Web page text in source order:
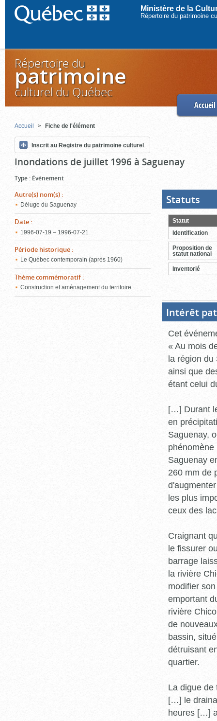
Ministère de la
Répertoire du patrimoine
Répertoire du
patrimoine
culturel du Québec
Accueil
Accueil Fiche de l'élément
Inscrit au Registre du patrimoine culturel
Inondations de juillet 1996 à Saguenay
Type : Événement
Autre(s) nom(s) :
Déluge du Saguenay
Date :
1996‑07‑19 – 1996‑07‑21
Période historique :
Le Québec contemporain (après 1960)
Thème commémoratif:
Construction et aménagement du territoire
Statuts
pour
Statut
Identification
Proposition de
statut national
Inventorié
Intérêt
Cet
« Au mois
la région du
ainsi que
étant celui
[…] Durant
en
Saguenay,
Saguenay
260 mm de
les plus
ceux des
Craignant
le fissurer
barrage
la rivière
modifier
emportant
rivière
de
bassin,
détruisant
quartier.
La digue
[…] le
heures […]